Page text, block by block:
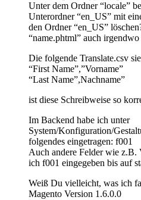
Unter dem Ordner “locale”
Unterordner “en_US” mit
den Ordner “en_US”
“name.phtml” auch
Die folgende Translate.csv
“First Name”,”Vorname”
“Last Name”,Nachname”
ist diese Schreibweise so
Im Backend habe ich unter
System/Konfiguration/
folgendes eingetragen: f001
Auch andere Felder wie z.B.
ich f001 eingegeben bis auf
Weiß Du vielleicht, was ich
Magento Version 1.6.0.0